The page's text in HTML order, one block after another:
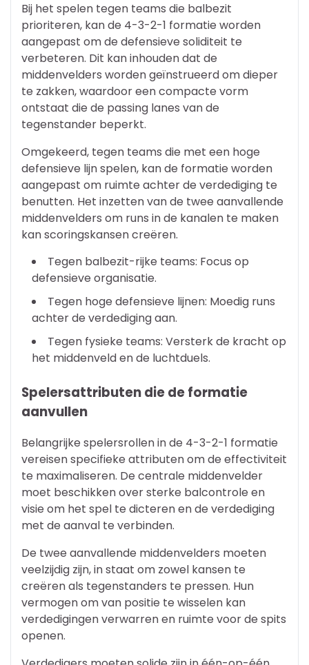
Bij het spelen tegen teams die balbezit
prioriteren, kan de 4-3-2-1 formatie worden
aangepast om de defensieve soliditeit te
verbeteren. Dit kan inhouden dat de
middenvelders worden geïnstrueerd om dieper
te zakken, waardoor een compacte vorm
ontstaat die de passing lanes van de
tegenstander beperkt.
Omgekeerd, tegen teams die met een hoge
defensieve lijn spelen, kan de formatie worden
aangepast om ruimte achter de verdediging te
benutten. Het inzetten van de twee aanvallende
middenvelders om runs in de kanalen te maken
kan scoringskansen creëren.
Tegen balbezit-rijke teams: Focus op
defensieve organisatie.
Tegen hoge defensieve lijnen: Moedig runs
achter de verdediging aan.
Tegen fysieke teams: Versterk de kracht op
het middenveld en de luchtduels.
Spelersattributen die de formatie
aanvullen
Belangrijke spelersrollen in de 4-3-2-1 formatie
vereisen specifieke attributen om de effectiviteit
te maximaliseren. De centrale middenvelder
moet beschikken over sterke balcontrole en
visie om het spel te dicteren en de verdediging
met de aanval te verbinden.
De twee aanvallende middenvelders moeten
veelzijdig zijn, in staat om zowel kansen te
creëren als tegenstanders te pressen. Hun
vermogen om van positie te wisselen kan
verdedigingen verwarren en ruimte voor de spits
openen.